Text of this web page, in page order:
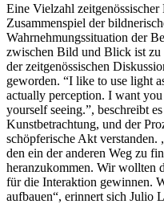
Eine Vielzahl
Zusammenspiel der
Wahrnehmungssituation der
zwischen Bild und Blick ist zu
der zeitgenössischen
geworden. “I like to use light
actually perception. I want you
yourself seeing.”, beschreibt
Kunstbetrachtung, und der
schöpferische Akt verstanden.
den ein der anderen Weg zu
heranzukommen. Wir wollten
für die Interaktion gewinnen.
aufbauen“, erinnert sich Julio